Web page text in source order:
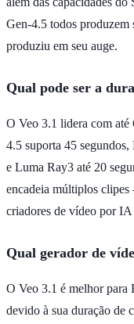
Gen-4.5 todos produzem
produziu em seu auge.
Qual pode ser a
O Veo 3.1 lidera com
4.5 suporta 45
e Luma Ray3 até 20
encadeia múltiplos
criadores de vídeo por IA
Qual gerador de
O Veo 3.1 é melhor para
devido à sua duração de